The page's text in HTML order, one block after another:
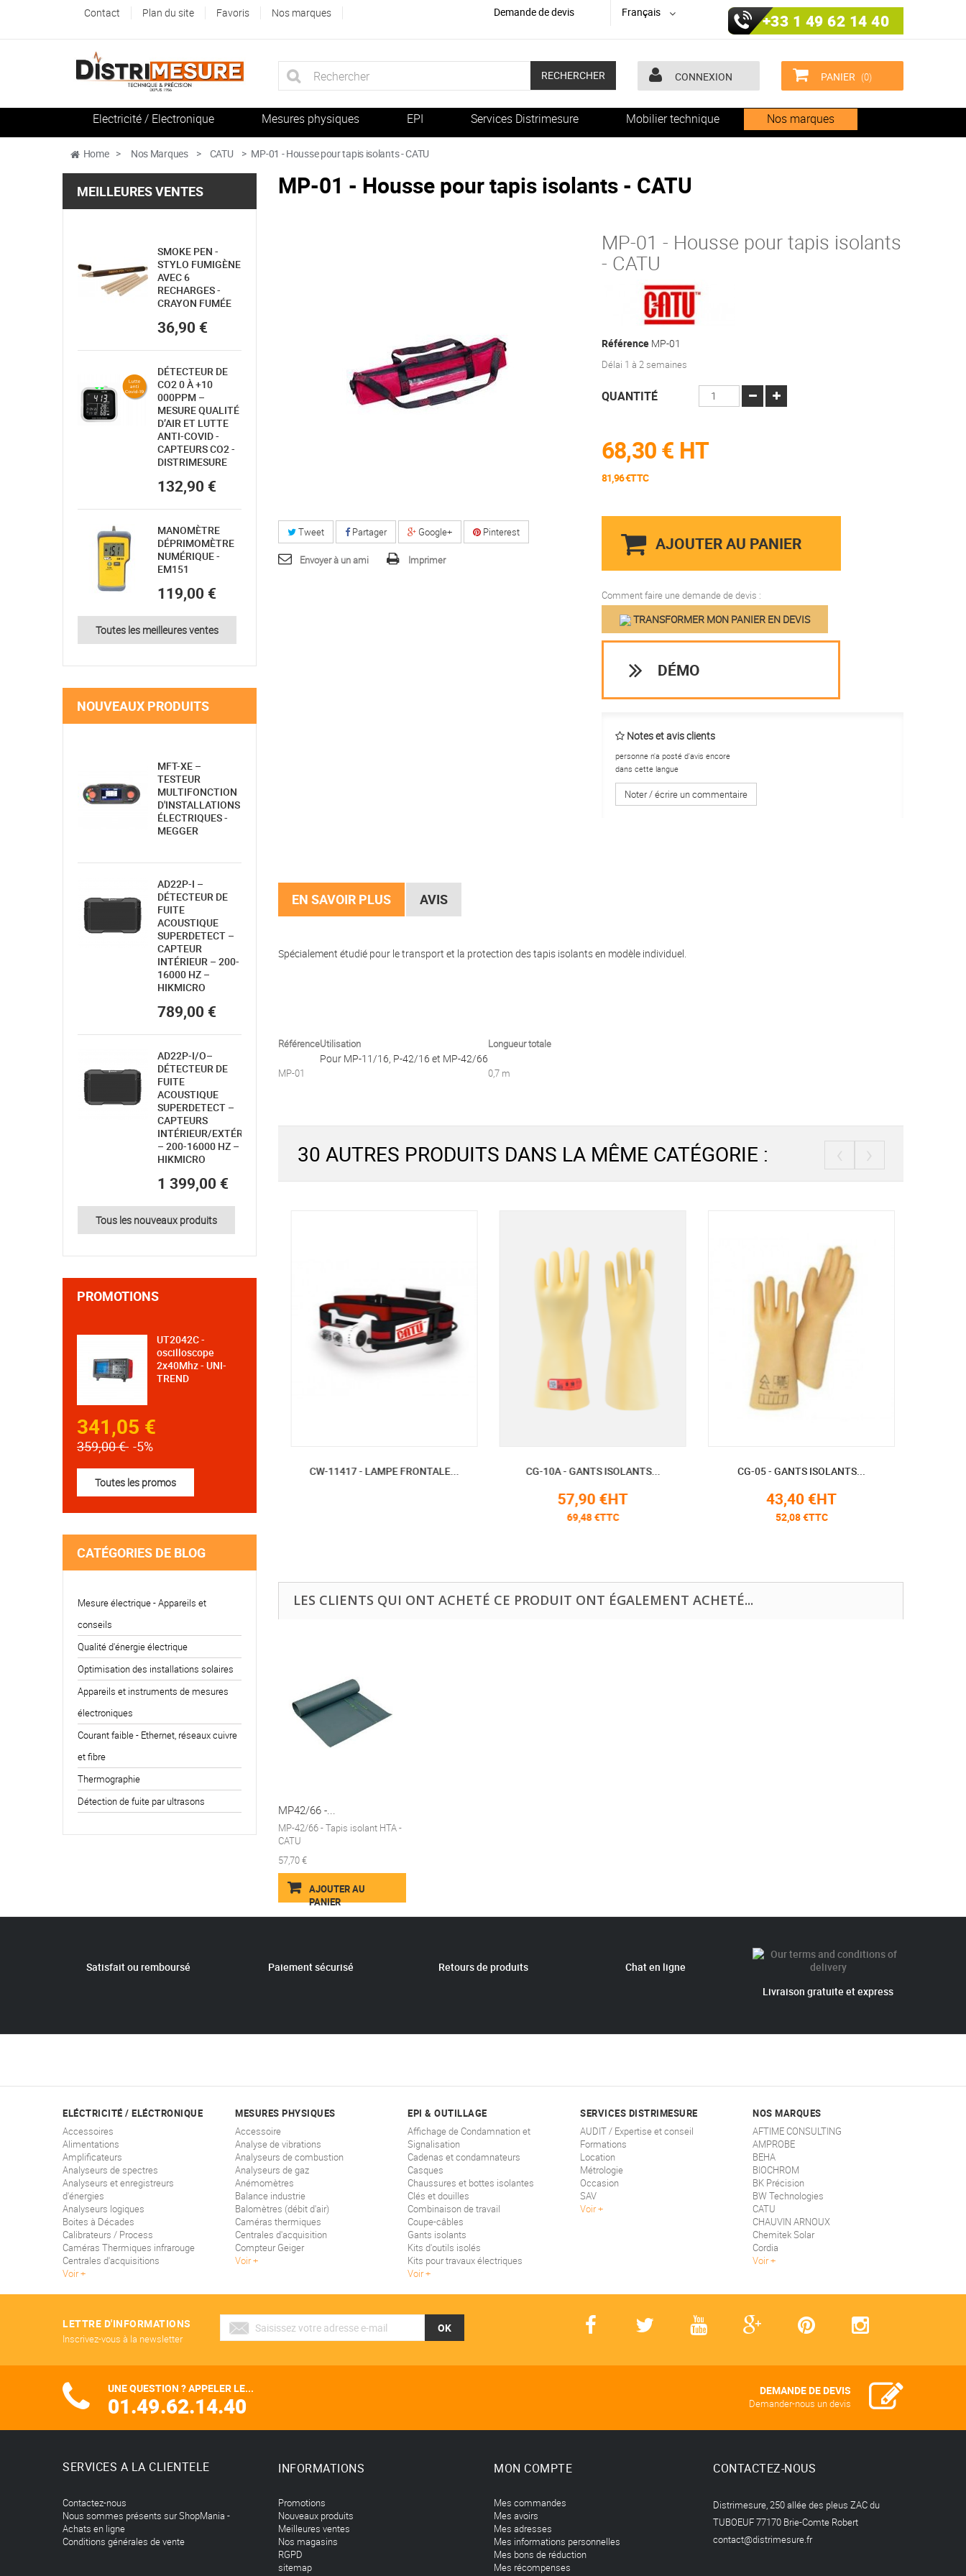
Contact Plan du site Favoris Nos marques Demande de devis Français +33 1 49 62 14 40
RECHERCHER CONNEXION PANIER (0)
Electricité / Electronique Mesures physiques EPI Services Distrimesure Mobilier technique Nos marques
Home > Nos Marques > CATU > MP-01 - Housse pour tapis isolants - CATU
MEILLEURES VENTES
SMOKE PEN -
STYLO FUMIGÈNE
AVEC 6
RECHARGES -
CRAYON FUMÉE
36,90 €
DÉTECTEUR DE
CO2 0 À +10
000PPM –
MESURE QUALITÉ
D’AIR ET LUTTE
ANTI-COVID -
CAPTEURS CO2 -
DISTRIMESURE
132,90 €
MANOMÈTRE
DÉPRIMOMÈTRE
NUMÉRIQUE -
EM151
119,00 €
Toutes les meilleures ventes
NOUVEAUX PRODUITS
MFT-XE –
TESTEUR
MULTIFONCTION
D'INSTALLATIONS
ÉLECTRIQUES -
MEGGER
AD22P-I –
DÉTECTEUR DE
FUITE
ACOUSTIQUE
SUPERDETECT –
CAPTEUR
INTÉRIEUR – 200-
16000 HZ –
HIKMICRO
789,00 €
AD22P-I/O–
DÉTECTEUR DE
FUITE
ACOUSTIQUE
SUPERDETECT –
CAPTEURS
INTÉRIEUR/EXTÉRIEUR
– 200-16000 HZ –
HIKMICRO
1 399,00 €
Tous les nouveaux produits
PROMOTIONS
UT2042C -
oscilloscope
2x40Mhz - UNI-
TREND
341,05 €
359,00 € -5%
Toutes les promos
CATÉGORIES DE BLOG
Mesure électrique - Appareils et
conseils
Qualité d'énergie électrique
Optimisation des installations solaires
Appareils et instruments de mesures
électroniques
Courant faible - Ethernet, réseaux cuivre
et fibre
Thermographie
Détection de fuite par ultrasons
MP-01 - Housse pour tapis isolants - CATU
Tweet Partager Google+ Pinterest
Envoyer à un ami Imprimer
MP-01 - Housse pour tapis isolants
- CATU
Référence MP-01
Délai 1 à 2 semaines
QUANTITÉ
68,30 € HT
81,96 €TTC
AJOUTER AU PANIER
Comment faire une demande de devis :
TRANSFORMER MON PANIER EN DEVIS
DÉMO
Notes et avis clients
personne n'a posté d'avis encore
dans cette langue
Noter / écrire un commentaire
EN SAVOIR PLUS AVIS
Spécialement étudié pour le transport et la protection des tapis isolants en modèle individuel.
RéférenceUtilisation Longueur totale
MP-01
Pour MP-11/16, P-42/16 et MP-42/66
0,7 m
30 AUTRES PRODUITS DANS LA MÊME CATÉGORIE :
MS124/2 - LAMPE FRONTALE... CW-11417 - LAMPE FRONTALE... CG-10A - GANTS ISOLANTS...
57,90 €HT
69,48 €TTC
CG-05 - GANTS ISOLANTS...
43,40 €HT
52,08 €TTC
‹ ›
LES CLIENTS QUI ONT ACHETÉ CE PRODUIT ONT ÉGALEMENT ACHETÉ...
MP42/66 -...
MP-42/66 - Tapis isolant HTA -
CATU
57,70 €
AJOUTER AU
PANIER
Satisfait ou remboursé Paiement sécurisé Retours de produits
Chat en ligne
Livraison gratuite et express
ELÉCTRICITÉ / ELÉCTRONIQUE
Accessoires
Alimentations
Amplificateurs
Analyseurs de spectres
Analyseurs et enregistreurs
d'énergies
Analyseurs logiques
Boites à Décades
Calibrateurs / Process
Caméras Thermiques infrarouge
Centrales d'acquisitions
Voir
MESURES PHYSIQUES
Accessoire
Analyse de vibrations
Analyseurs de combustion
Analyseurs de gaz
Anémomètres
Balance industrie
Balomètres (débit d'air)
Caméras thermiques
Centrales d'acquisition
Compteur Geiger
Voir
EPI & OUTILLAGE
Affichage de Condamnation et
Signalisation
Cadenas et condamnateurs
Casques
Chaussures et bottes isolantes
Clés et douilles
Combinaison de travail
Coupe-câbles
Gants isolants
Kits d'outils isolés
Kits pour travaux électriques
Voir
SERVICES DISTRIMESURE
AUDIT / Expertise et conseil
Formations
Location
Métrologie
Occasion
SAV
Voir
NOS MARQUES
AFTIME CONSULTING
AMPROBE
BEHA
BIOCHROM
BK Précision
BW Technologies
CATU
CHAUVIN ARNOUX
Chemitek Solar
Cordia
Voir
LETTRE D'INFORMATIONS
Inscrivez-vous à la newsletter
OK
UNE QUESTION ? APPELER LE...
01.49.62.14.40
DEMANDE DE DEVIS
Demander-nous un devis
SERVICES A LA CLIENTELE
Contactez-nous
Nous sommes présents sur ShopMania -
Achats en ligne
Conditions générales de vente
INFORMATIONS
Promotions
Nouveaux produits
Meilleures ventes
Nos magasins
RGPD
sitemap
MON COMPTE
Mes commandes
Mes avoirs
Mes adresses
Mes informations personnelles
Mes bons de réduction
Mes récompenses
CONTACTEZ-NOUS
Distrimesure, 250 allée des pleus ZAC du
TUBOEUF 77170 Brie-Comte Robert
contact@distrimesure.fr